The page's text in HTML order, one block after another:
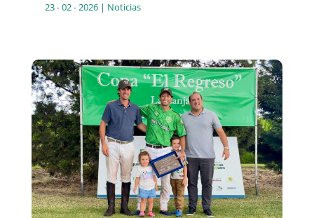
23 - 02 - 2026| Noticias